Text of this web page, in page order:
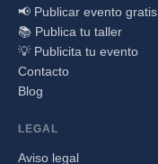
📢 Publicar evento gratis
📚 Publica tu taller
💡 Publicita tu evento
Contacto
Blog
LEGAL
Aviso legal